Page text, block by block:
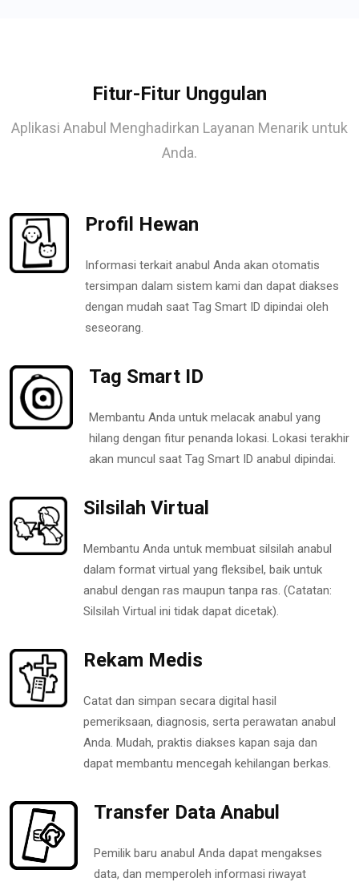
Fitur-Fitur Unggulan
Aplikasi Anabul Menghadirkan Layanan Menarik untuk
Anda.
Profil Hewan
Informasi terkait anabul Anda akan otomatis
tersimpan dalam sistem kami dan dapat diakses
dengan mudah saat Tag Smart ID dipindai oleh
seseorang.
Tag Smart ID
Membantu Anda untuk melacak anabul yang
hilang dengan fitur penanda lokasi. Lokasi terakhir
akan muncul saat Tag Smart ID anabul dipindai.
Silsilah Virtual
Membantu Anda untuk membuat silsilah anabul
dalam format virtual yang fleksibel, baik untuk
anabul dengan ras maupun tanpa ras. (Catatan:
Silsilah Virtual ini tidak dapat dicetak).
Rekam Medis
Catat dan simpan secara digital hasil
pemeriksaan, diagnosis, serta perawatan anabul
Anda. Mudah, praktis diakses kapan saja dan
dapat membantu mencegah kehilangan berkas.
Transfer Data Anabul
Pemilik baru anabul Anda dapat mengakses
data, dan memperoleh informasi riwayat